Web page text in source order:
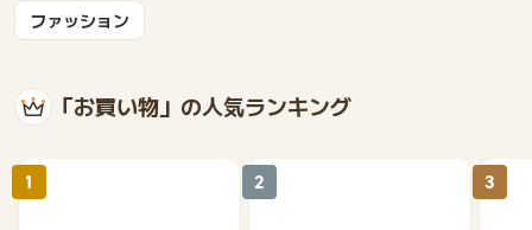
ファッション
「お買い物」の人気ランキング
1 2 3